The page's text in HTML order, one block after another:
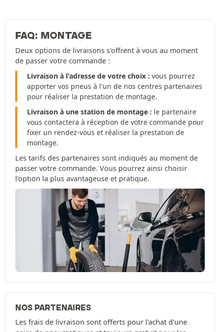
FAQ: MONTAGE
Deux options de livraisons s'offrent à vous au moment
de passer votre commande :
Livraison à l'adresse de votre choix : vous pourrez
apporter vos pneus à l'un de nos centres partenaires
pour réaliser la prestation de montage.
Livraison à une station de montage : le partenaire
vous contactera à réception de votre commande pour
fixer un rendez-vous et réaliser la prestation de
montage.
Les tarifs des partenaires sont indiqués au moment de
passer votre commande. Vous pourrez ainsi choisir
l’option la plus avantageuse et pratique.
NOS PARTENAIRES
Les frais de livraison sont offerts pour l'achat d'une